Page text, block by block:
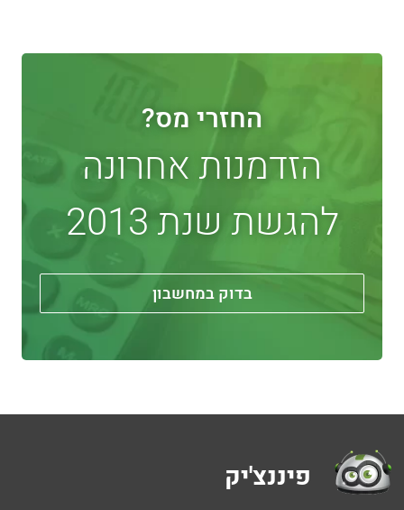
החזרי מס?
הזדמנות אחרונה
להגשת שנת 2013
בדוק במחשבון
פיננצ'יק